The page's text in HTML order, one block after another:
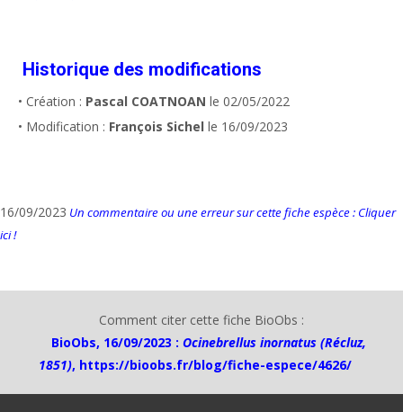
Historique des modifications
• Création : Pascal COATNOAN le 02/05/2022
• Modification : François Sichel le 16/09/2023
16/09/2023 Un commentaire ou une erreur sur cette fiche espèce : Cliquer
ici !
Comment citer cette fiche BioObs :
BioObs, 16/09/2023 : Ocinebrellus inornatus (Récluz,
1851), https://bioobs.fr/blog/fiche-espece/4626/